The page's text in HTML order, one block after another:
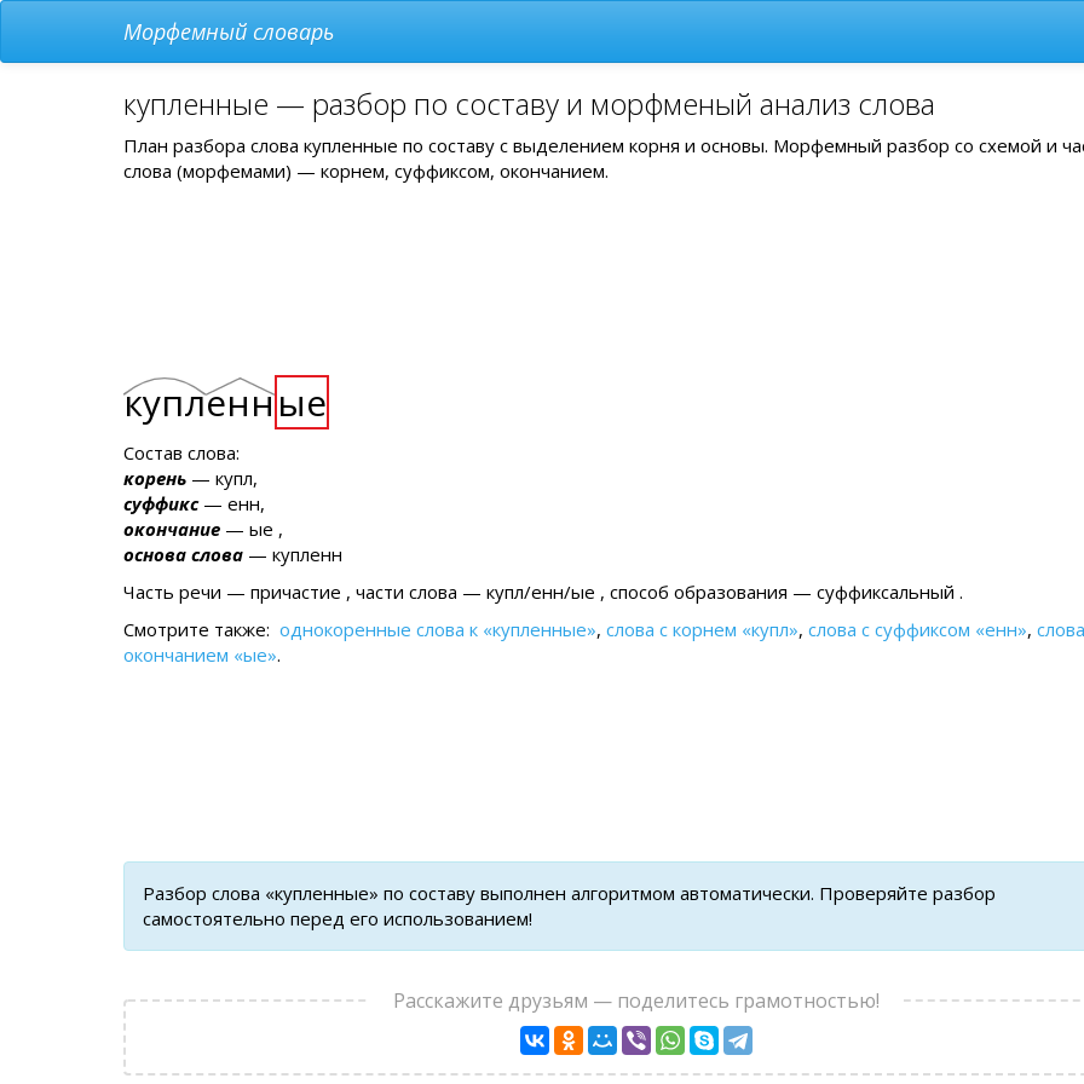
Морфемный словарь
купленные — разбор по составу и морфменый анализ слова
План разбора слова купленные по составу с выделением корня и основы. Морфемный разбор со схемой и
слова (морфемами) — корнем, суффиксом, окончанием.
купленные
Состав слова:
корень — купл,
суффикс— енн,
окончание — ые ,
основа слова — купленн
Часть речи — причастие , части слова — купл/енн/ые , cпособ образования — суффиксальный .
Смотрите также: однокоренные слова к «купленные», слова с корнем «купл», слова с суффиксом «енн»,
окончанием «ые».
Разбор слова «купленные» по составу выполнен алгоритмом автоматически. Проверяйте разбор
самостоятельно перед его использованием!
Расскажите друзьям — поделитесь грамотностью!